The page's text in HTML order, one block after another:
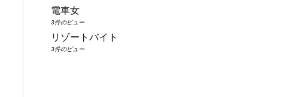
電車女
3件のビュー
リゾートバイト
3件のビュー